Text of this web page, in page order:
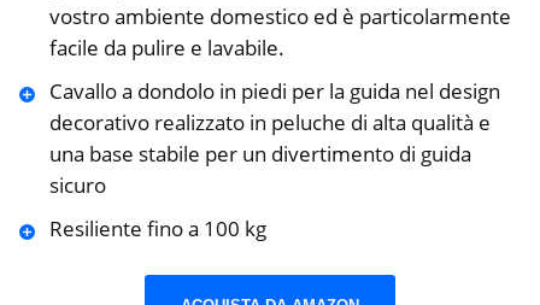
vostro ambiente domestico ed è particolarmente
facile da pulire e lavabile.
Cavallo a dondolo in piedi per la guida nel design
decorativo realizzato in peluche di alta qualità e
una base stabile per un divertimento di guida
sicuro
Resiliente fino a 100 kg